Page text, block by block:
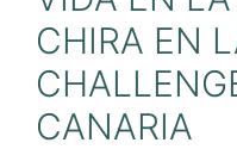
CHIRA EN
CANARIA